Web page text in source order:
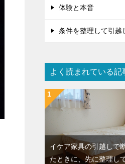
体験と本音
条件を整理して引越
よく読まれている記
イケア家具の引越しで
たときに、先に整理し